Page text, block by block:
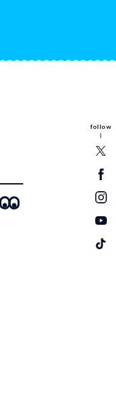
follow